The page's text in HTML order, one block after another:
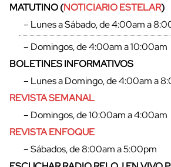
MATUTINO (NOTICIARIO ESTELAR)
– Lunes a Sábado, de 4:00am a
– Domingos, de 4:00am a 10:00am
BOLETINES INFORMATIVOS
– Lunes a Domingo, de 4:00am a
REVISTA SEMANAL
– Domingos, de 10:00am a 4:00am
REVISTA ENFOQUE
– Sábados, de 8:00am a 5:00pm